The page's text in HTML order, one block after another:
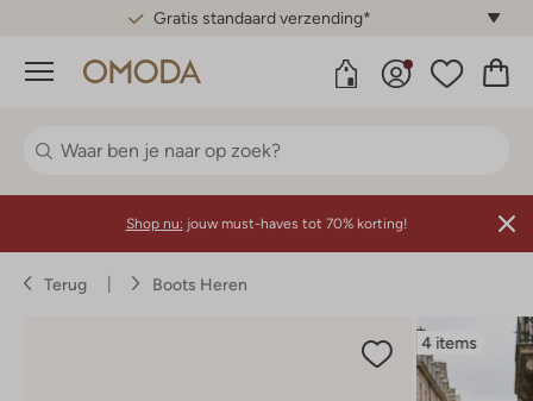
Gratis standaard verzending*
Menu
Shop nu: jouw must-haves tot 70% korting!
Terug Boots Heren
4 items